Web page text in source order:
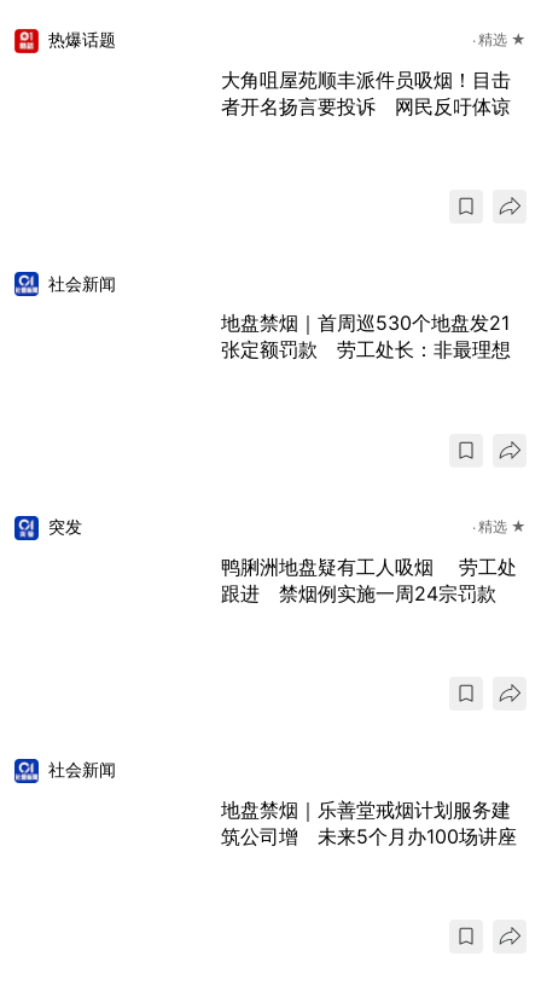
热爆话题 精选 ★
大角咀屋苑顺丰派件员吸烟！目击
者开名扬言要投诉 网民反吁体谅
社会新闻
地盘禁烟｜首周巡530个地盘发21
张定额罚款 劳工处长：非最理想
突发 精选 ★
鸭脷洲地盘疑有工人吸烟 劳工处
跟进 禁烟例实施一周24宗罚款
社会新闻
地盘禁烟｜乐善堂戒烟计划服务建
筑公司增 未来5个月办100场讲座